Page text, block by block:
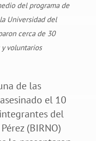
del programa de
Universidad del
cerca de 30
voluntarios
de las
el 10
del
(BIRNO)